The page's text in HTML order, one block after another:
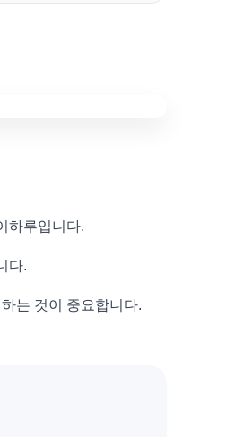
하루입니다.
다.
는 것이 중요합니다.